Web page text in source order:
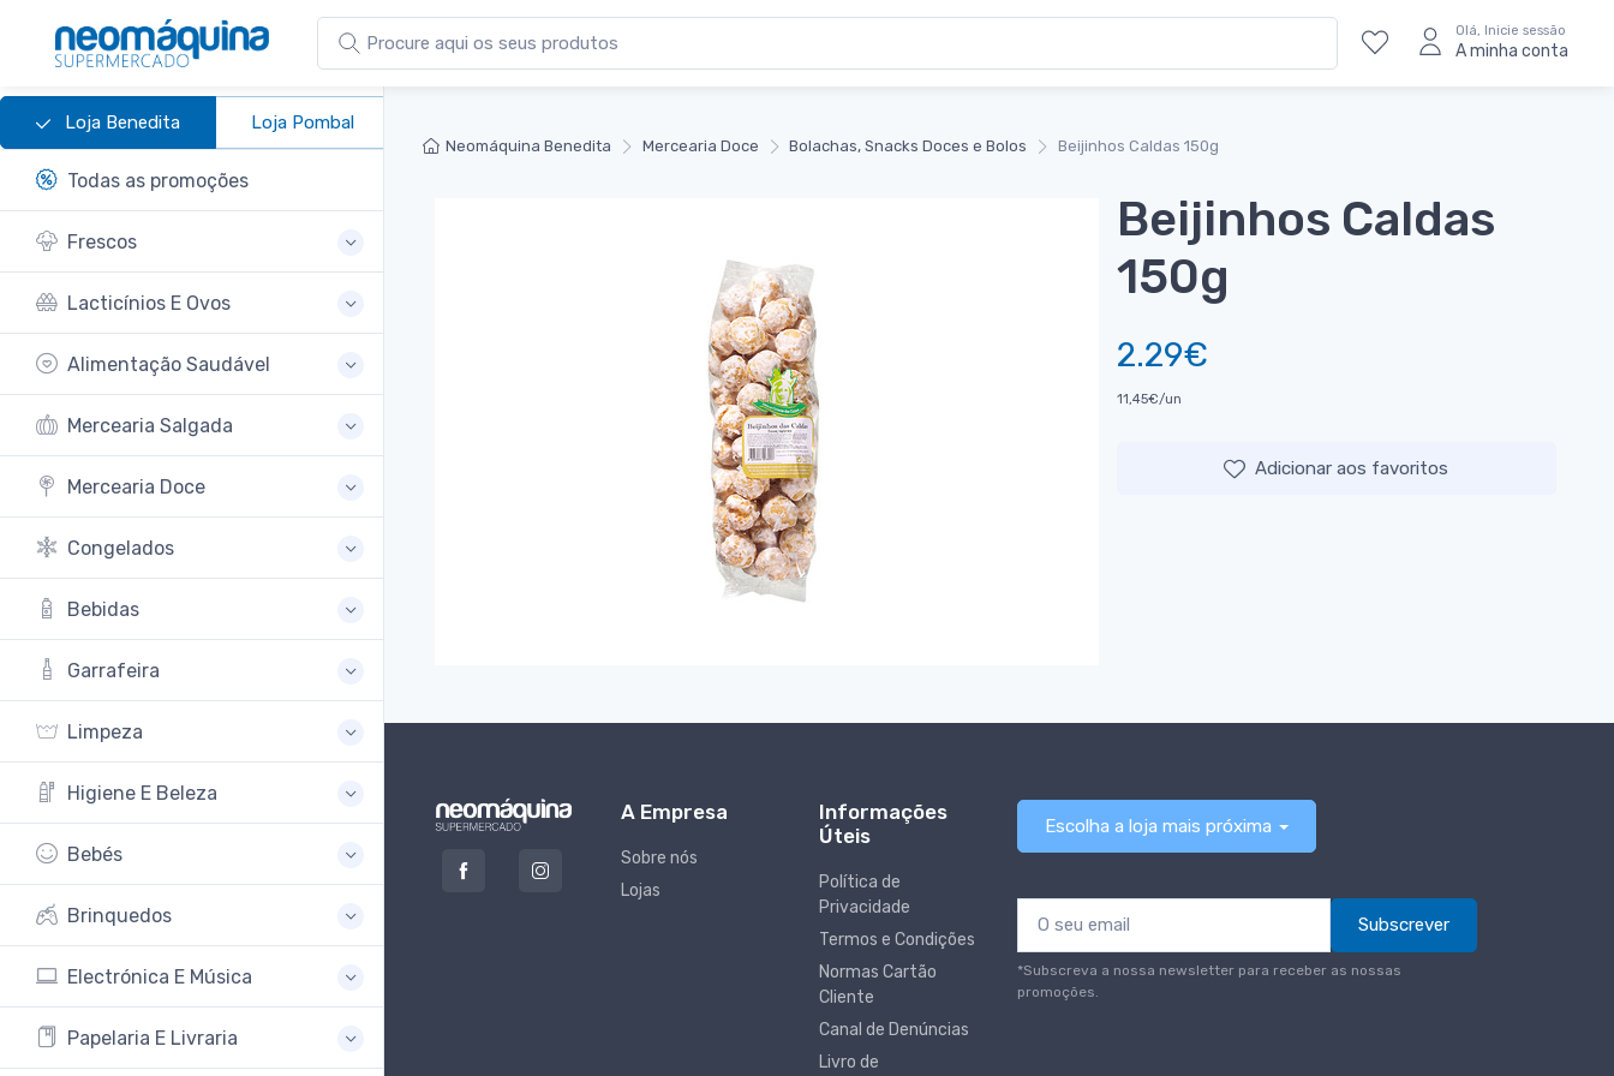
Loja Benedita Loja Pombal
Todas as promoções
Frescos
Lacticínios E Ovos
Alimentação Saudável
Mercearia Salgada
Mercearia Doce
Congelados
Bebidas
Garrafeira
Limpeza
Higiene E Beleza
Bebés
Brinquedos
Electrónica E Música
Papelaria E Livraria
Olá, Inicie sessão
A minha conta
Neomáquina Benedita Mercearia Doce Bolachas, Snacks Doces e Bolos Beijinhos Caldas 150g
Beijinhos Caldas
150g
2.29€
11,45€/un
Adicionar aos favoritos
A Empresa
Sobre nós
Lojas
Informações
Úteis
Política de
Privacidade
Termos e Condições
Normas Cartão
Cliente
Canal de Denúncias
Livro de
Escolha a loja mais próxima
Subscrever
*Subscreva a nossa newsletter para receber as nossas
promoções.